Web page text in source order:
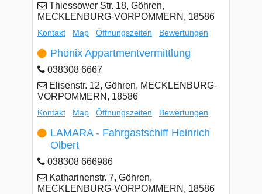
Thiessower Str. 18, Göhren,
MECKLENBURG-VORPOMMERN, 18586
Kontakt Map Öffnungszeiten Bewertungen
Phönix Appartmentvermittlung
038308 6667
Elisenstr. 12, Göhren, MECKLENBURG-
VORPOMMERN, 18586
Kontakt Map Öffnungszeiten Bewertungen
LAMARA - Fahrgastschiff Heinrich
Olbert
038308 666986
Katharinenstr. 7, Göhren,
MECKLENBURG-VORPOMMERN, 18586